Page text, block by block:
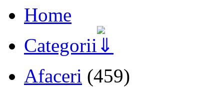
Home
Categorii
Afaceri (459)